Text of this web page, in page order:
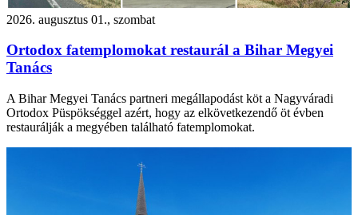
2026. augusztus 01., szombat
Ortodox fatemplomokat restaurál a Bihar Megyei
Tanács
A Bihar Megyei Tanács partneri megállapodást köt a Nagyváradi
Ortodox Püspökséggel azért, hogy az elkövetkezendő öt évben
restaurálják a megyében található fatemplomokat.